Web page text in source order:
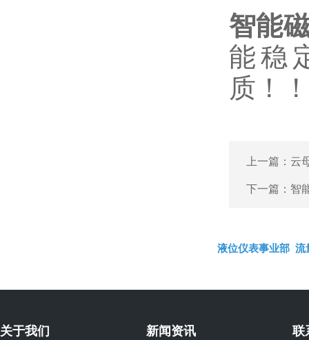
智能
能稳
质！
上一篇： 云
下一篇： 智
液位仪表事业部 流
关于我们 新闻资讯 联